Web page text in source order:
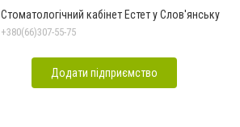
Стоматологічний кабінет Естет у Слов'янську
+380(66)307-55-75
Додати підприємство